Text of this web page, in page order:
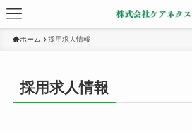
ホーム 採用求人情報
採用求人情報